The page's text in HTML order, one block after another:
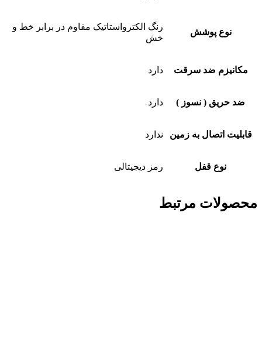
نوع پوشش
رنگ الکترواستاتیک مقاوم در برابر خط و
خش
مکانیزم ضد سرقت دارد
ضد حریق ( نسوز ) دارد
قابلیت اتصال به زمین ندارد
نوع قفل رمز دیجیتالی
محصولات مرتبط